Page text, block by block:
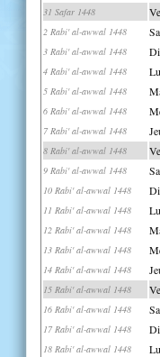
31 Safar 1448
2 Rabi' al-awwal 1448
3 Rabi' al-awwal 1448
4 Rabi' al-awwal 1448
5 Rabi' al-awwal 1448
6 Rabi' al-awwal 1448
7 Rabi' al-awwal 1448
8 Rabi' al-awwal 1448
9 Rabi' al-awwal 1448
10 Rabi' al-awwal 1448
11 Rabi' al-awwal 1448
12 Rabi' al-awwal 1448
13 Rabi' al-awwal 1448
14 Rabi' al-awwal 1448
15 Rabi' al-awwal 1448
16 Rabi' al-awwal 1448
17 Rabi' al-awwal 1448
18 Rabi' al-awwal 1448